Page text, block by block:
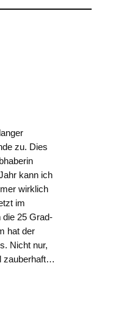
zu. Dies
kann ich
wirklich
im
die 25 Grad-
hat der
Nicht nur,
zauberhaft…